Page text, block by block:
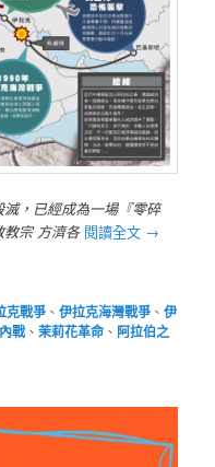
滅，已經成為一場『零碎
教宗 方濟各 閱讀全文 →
克戰爭 、伊拉克海灣戰爭 、伊
戰、茉莉花革命 、 阿拉伯之